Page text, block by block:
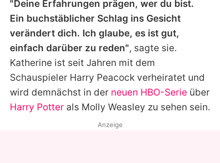
"Deine Erfahrungen prägen, wer du bist.
Ein buchstäblicher Schlag ins Gesicht
verändert dich. Ich glaube, es ist gut,
einfach darüber zu reden", sagte sie.
Katherine ist seit Jahren mit dem
Schauspieler Harry Peacock verheiratet und
wird demnächst in der neuen HBO-Serie über
Harry Potter als Molly Weasley zu sehen sein.
Anzeige